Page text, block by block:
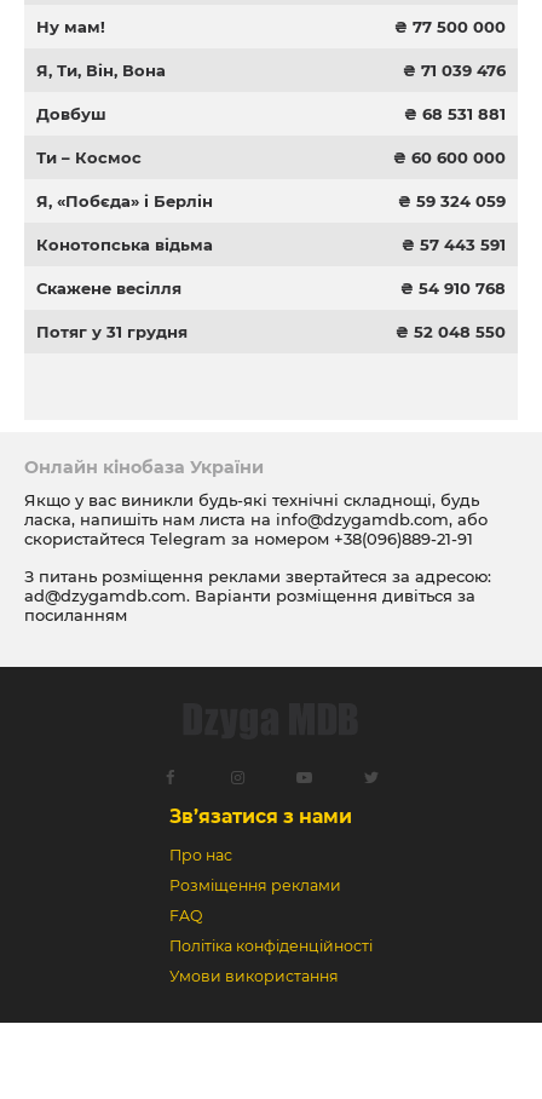
Ну мам! ₴ 77 500 000
Я, Ти, Він, Вона ₴ 71 039 476
Довбуш ₴ 68 531 881
Ти – Космос ₴ 60 600 000
Я, «Побєда» і Берлін ₴ 59 324 059
Конотопська відьма ₴ 57 443 591
Скажене весілля ₴ 54 910 768
Потяг у 31 грудня ₴ 52 048 550
Онлайн кінобаза України
Якщо у вас виникли будь-які технічні складнощі, будь
ласка, напишіть нам листа на info@dzygamdb.com, або
скористайтеся Telegram за номером +38(096)889-21-91
З питань розміщення реклами звертайтеся за адресою:
ad@dzygamdb.com. Варіанти розміщення дивіться за
посиланням
Зв’язатися з нами
Про нас
Розміщення реклами
FAQ
Політіка конфіденційності
Умови використання